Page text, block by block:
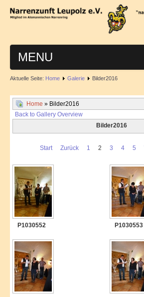
MENU
STARTSEITE
ÜBER UNS
Entstehung
Vorstandschaft
TERMINE
ALLGEMEINES
Mitglied werden
Aktuelle Seite: Home Galerie Bilder2016
Home » Bilder2016
Back to Gallery Overview
Bilder2016
Start Zurück 1 2 3 4 5
P1030552 P1030553